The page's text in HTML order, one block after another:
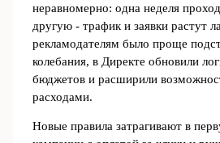
неравномерно: одна неделя
другую - трафик и заявки растут
рекламодателям было проще
колебания, в Директе обновили
бюджетов и расширили
расходами.
Новые правила затрагивают в